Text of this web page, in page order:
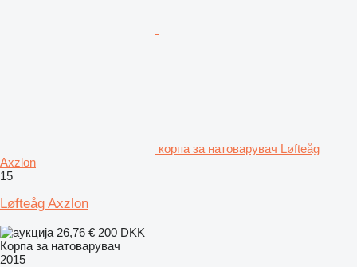
корпа за натоварувач Løfteåg
Axzlon
15
Løfteåg Axzlon
26,76 € 200 DKK
Корпа за натоварувач
2015